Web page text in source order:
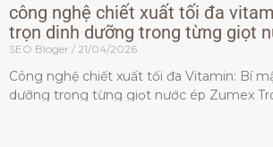
công nghệ chiết xuất tối đa
trọn dinh dưỡng trong từng giọt
SEO Bloger 21/04/2026
Công nghệ chiết xuất tối đa Vitamin: Bí
dưỡng trong từng giọt nước ép Zumex